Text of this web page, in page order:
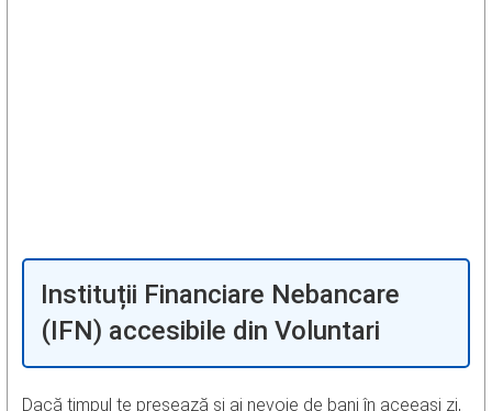
Instituții Financiare Nebancare
(IFN) accesibile din Voluntari
Dacă timpul te presează și ai nevoie de bani în aceeași zi,